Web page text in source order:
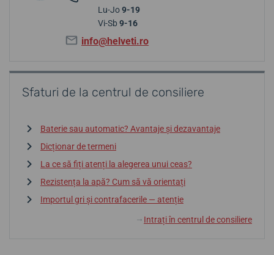
Lu-Jo9-19
Vi-Sb 9-16
info@helveti.ro
Sfaturi de la centrul de consiliere
Baterie sau automatic? Avantaje și dezavantaje
Dicționar de termeni
La ce să fiți atenți la alegerea unui ceas?
Rezistența la apă? Cum să vă orientați
Importul gri și contrafacerile — atenție
↓ Intrați în centrul de consiliere